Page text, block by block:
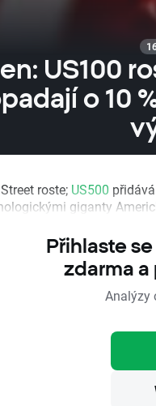
US100
o 10
roste; US500
giganty
Přihlaste
zdarma
Analýzy